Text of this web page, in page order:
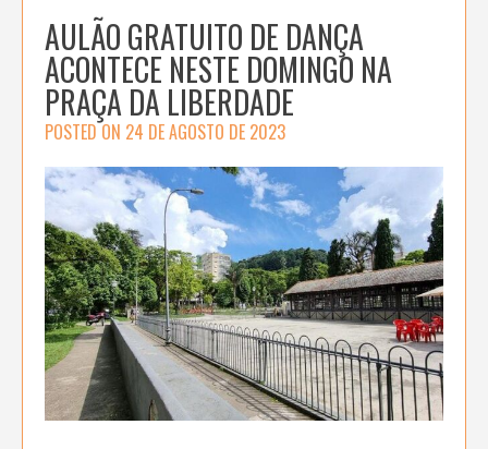
AULÃO GRATUITO DE DANÇA
ACONTECE NESTE DOMINGO NA
PRAÇA DA LIBERDADE
POSTED ON 24 DE AGOSTO DE 2023